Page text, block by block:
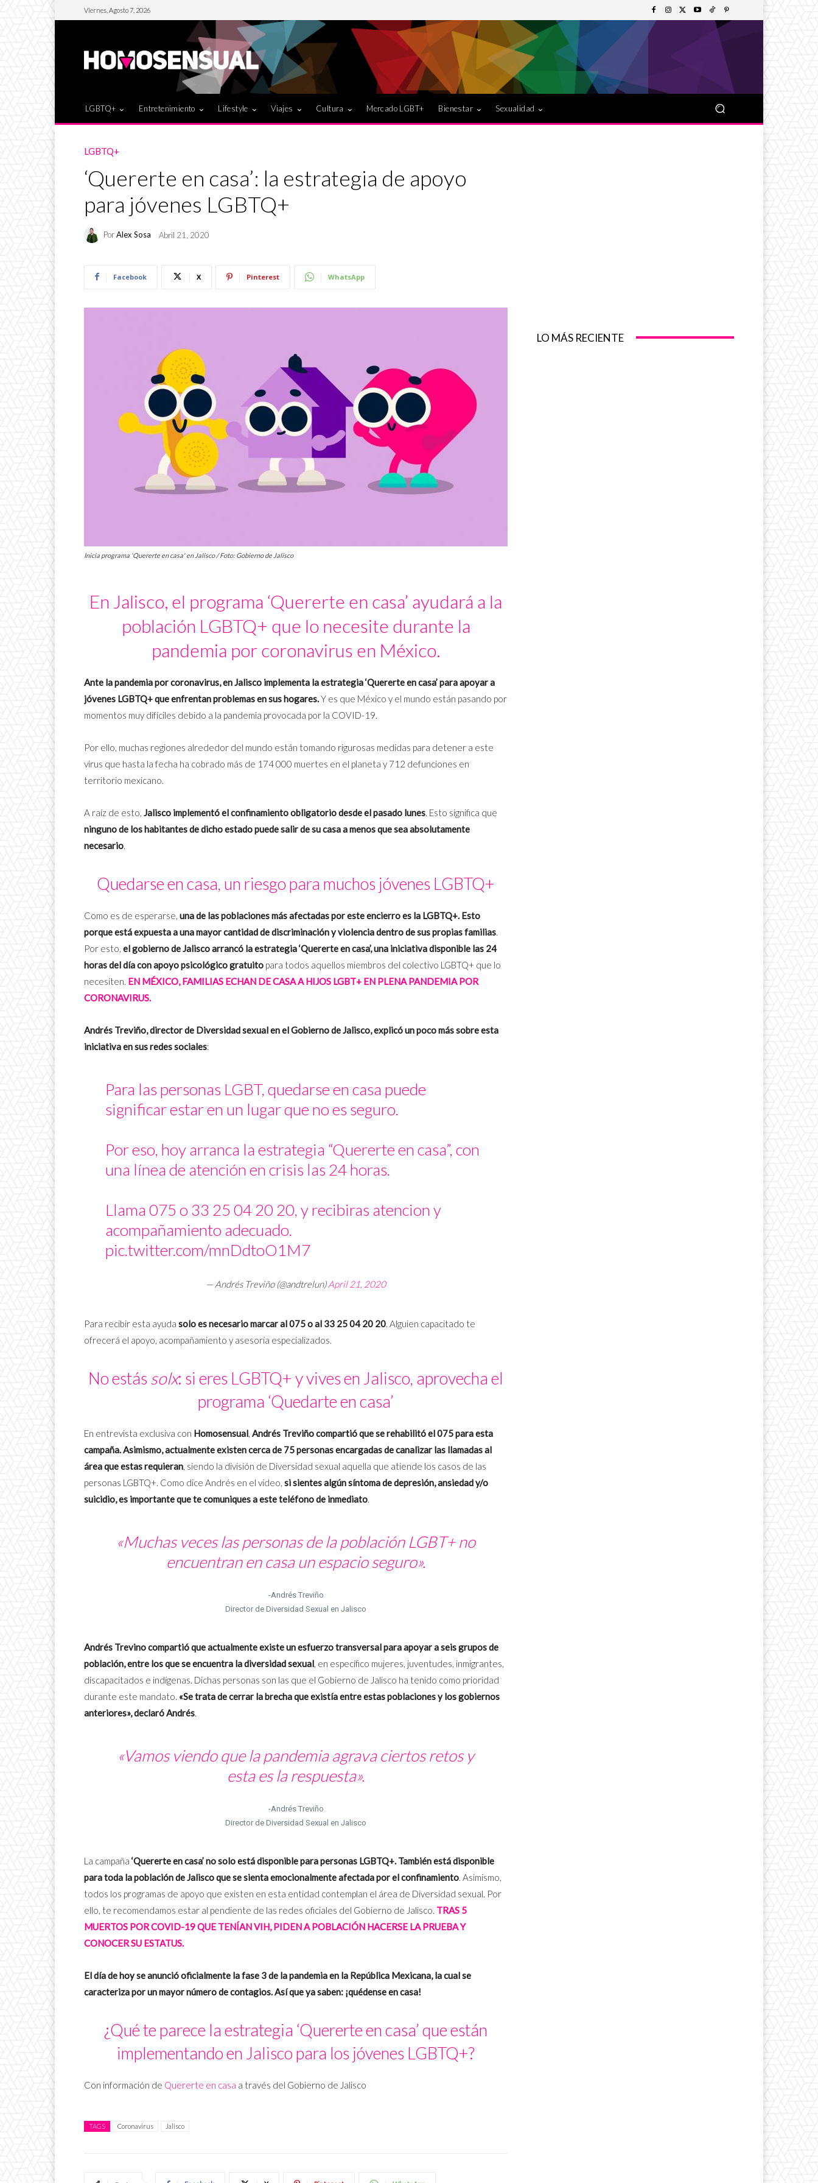
Viernes, Agosto 7, 2026
LGBTQ+ Entretenimiento Lifestyle Viajes Cultura Mercado LGBT+ Bienestar Sexualidad
LGBTQ+
‘Quererte en casa’: la estrategia de apoyo
para jóvenes LGBTQ+
PorAlex Sosa Abril 21, 2020
Facebook X Pinterest WhatsApp
Inicia programa 'Quererte en casa' en Jalisco / Foto: Gobierno de Jalisco
En Jalisco, el programa ‘Quererte en casa’ ayudará a la
población LGBTQ+ que lo necesite durante la
pandemia por coronavirus en México.
Ante la pandemia por coronavirus, en Jalisco implementa la estrategia ‘Quererte en casa’ para apoyar a
jóvenes LGBTQ+ que enfrentan problemas en sus hogares.Y es que México y el mundo están pasando por
momentos muy difíciles debido a la pandemia provocada por la COVID-19.
Por ello, muchas regiones alrededor del mundo están tomando rigurosas medidas para detener a este
virus que hasta la fecha ha cobrado más de 174 000 muertes en el planeta y 712 defunciones en
territorio mexicano.
A raíz de esto, Jalisco implementó el confinamiento obligatorio desde el pasado lunes. Esto significa que
ninguno de los habitantes de dicho estado puede salir de su casa a menos que sea absolutamente
necesario.
Quedarse en casa, un riesgo para muchos jóvenes LGBTQ+
Como es de esperarse, una de las poblaciones más afectadas por este encierro es la LGBTQ+. Esto
porque está expuesta a una mayor cantidad de discriminación y violencia dentro de sus propias familias.
Por esto, el gobierno de Jalisco arrancó la estrategia ‘Quererte en casa’, una iniciativa disponible las 24
horas del día con apoyo psicológico gratuito para todos aquellos miembros del colectivo LGBTQ+ que lo
necesiten. EN MÉXICO, FAMILIAS ECHAN DE CASA A HIJOS LGBT+ EN PLENA PANDEMIA POR
CORONAVIRUS.
Andrés Treviño, director de Diversidad sexual en el Gobierno de Jalisco, explicó un poco más sobre esta
iniciativa en sus redes sociales:
Para las personas LGBT, quedarse en casa puede
significar estar en un lugar que no es seguro.
Por eso, hoy arranca la estrategia “Quererte en casa”, con
una línea de atención en crisis las 24 horas.
Llama 075 o 33 25 04 20 20, y recibiras atencion y
acompañamiento adecuado.
pic.twitter.com/mnDdtoO1M7
— Andrés Treviño (@andtrelun)April 21, 2020
Para recibir esta ayuda solo es necesario marcar al 075 o al 33 25 04 20 20. Alguien capacitado te
ofrecerá el apoyo, acompañamiento y asesoría especializados.
No estás solx: si eres LGBTQ+ y vives en Jalisco, aprovecha el
programa ‘Quedarte en casa’
En entrevista exclusiva con Homosensual, Andrés Treviño compartió que se rehabilitó el 075 para esta
campaña. Asimismo, actualmente existen cerca de 75 personas encargadas de canalizar las llamadas al
área que estas requieran, siendo la división de Diversidad sexual aquella que atiende los casos de las
personas LGBTQ+. Como dice Andrés en el video, si sientes algún síntoma de depresión, ansiedad y/o
suicidio, es importante que te comuniques a este teléfono de inmediato.
«Muchas veces las personas de la población LGBT+ no
encuentran en casa un espacio seguro».
-Andrés Treviño
Director de Diversidad Sexual en Jalisco
Andrés Trevino compartió que actualmente existe un esfuerzo transversal para apoyar a seis grupos de
población, entre los que se encuentra la diversidad sexual, en específico mujeres, juventudes, inmigrantes,
discapacitados e indígenas. Dichas personas son las que el Gobierno de Jalisco ha tenido como prioridad
durante este mandato. «Se trata de cerrar la brecha que existía entre estas poblaciones y los gobiernos
anteriores», declaró Andrés.
«Vamos viendo que la pandemia agrava ciertos retos y
esta es la respuesta».
-Andrés Treviño
Director de Diversidad Sexual en Jalisco
La campaña ‘Quererte en casa’ no solo está disponible para personas LGBTQ+. También está disponible
para toda la población de Jalisco que se sienta emocionalmente afectada por el confinamiento. Asimismo,
todos los programas de apoyo que existen en esta entidad contemplan el área de Diversidad sexual. Por
ello, te recomendamos estar al pendiente de las redes oficiales del Gobierno de Jalisco. TRAS 5
MUERTOS POR COVID-19 QUE TENÍAN VIH, PIDEN A POBLACIÓN HACERSE LA PRUEBA Y
CONOCER SU ESTATUS.
El día de hoy se anunció oficialmente la fase 3 de la pandemia en la República Mexicana, la cual se
caracteriza por un mayor número de contagios. Así que ya saben: ¡quédense en casa!
¿Qué te parece la estrategia ‘Quererte en casa’ que están
implementando en Jalisco para los jóvenes LGBTQ+?
Con información de Quererte en casa a través del Gobierno de Jalisco
TAGS Coronavirus Jalisco
LO MÁS RECIENTE